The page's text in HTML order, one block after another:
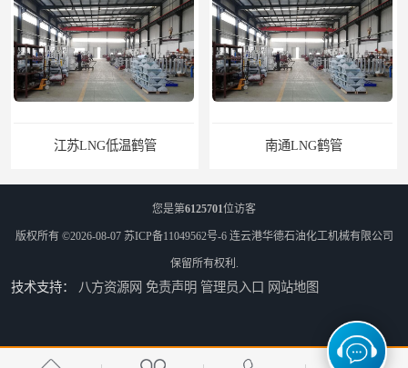
江苏LNG低温鹤管 南通LNG鹤管
您是第6125701位访客
版权所有 ©2026-08-07 苏ICP备11049562号-6 连云港华德石油化工机械有限公司
保留所有权利.
技术支持： 八方资源网 免责声明 管理员入口 网站地图